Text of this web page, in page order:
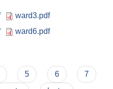
ward3.pdf
ward6.pdf
5 6
7